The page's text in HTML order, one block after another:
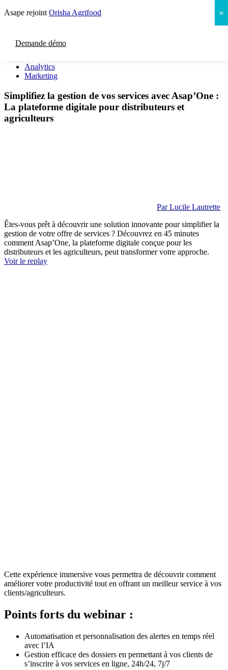
Asape rejoint Orisha Agrifood
Demande démo
Gestion relation client
Gestion commerciale
Analytics
Marketing
Simplifiez la gestion de vos services avec Asap’One :
La plateforme digitale pour distributeurs et
agriculteurs
ParLucile Lautrette
Êtes-vous prêt à découvrir une solution innovante pour simplifier la
gestion de votre offre de services ? Découvrez en 45 minutes
comment Asap’One, la plateforme digitale conçue pour les
distributeurs et les agriculteurs, peut transformer votre approche.
Voir le replay
Cette expérience immersive vous permettra de découvrir comment
améliorer votre productivité tout en offrant un meilleur service à vos
clients/agriculteurs.
Points forts du webinar :
Automatisation et personnalisation des alertes en temps réel
avec l’IA
Gestion efficace des dossiers en permettant à vos clients de
s’inscrire à vos services en ligne, 24h/24, 7j/7
✕